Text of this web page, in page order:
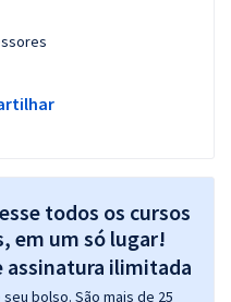
todos os cursos
em um só lugar!
bolso. São mais de 25